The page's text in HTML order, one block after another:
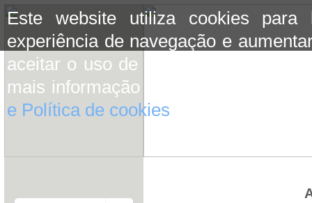
Este website utiliza cookies para
experiência de navegação e
aceitar o uso de cookies basta
mais informação consulte a
e Política de cookies